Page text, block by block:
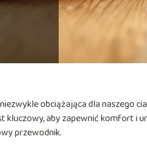
obciążająca dla naszego
kluczowy, aby zapewnić komfort i
przewodnik.